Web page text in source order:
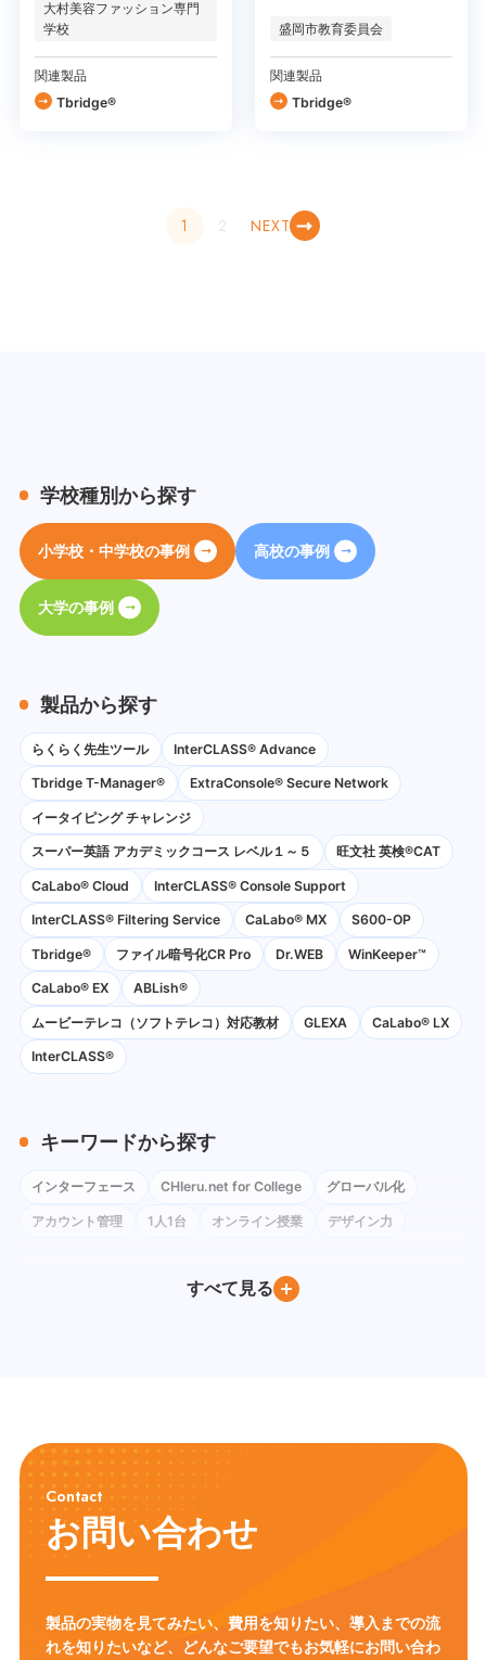
大村美容ファッション専門
学校
関連製品
Tbridge®
盛岡市教育委員会
関連製品
Tbridge®
1 2 NEXT
学校種別から探す
小学校・中学校の事例 高校の事例
大学の事例
製品から探す
らくらく先生ツール InterCLASS® Advance
Tbridge T-Manager® ExtraConsole® Secure Network
イータイピング チャレンジ
スーパー英語 アカデミックコース レベル１～５ 旺文社 英検®CAT
CaLabo®︎ Cloud InterCLASS®︎ Console Support
InterCLASS®︎ Filtering Service CaLabo® MX S600-OP
Tbridge® ファイル暗号化CR Pro Dr.WEB WinKeeper™
CaLabo® EX ABLish®
ムービーテレコ（ソフトテレコ）対応教材 GLEXA CaLabo® LX
InterCLASS®
キーワードから探す
インターフェース CHIeru.net for College グローバル化
アカウント管理 1人1台 オンライン授業 デザイン力
iPad Google Workspace for Education
英語教育 ICT環境 情報リテラシー
モジュール学習 タブレット
アクティブ・ラーニング ICT セキュリティ対策
すべて見る
Contact
お問い合わせ
製品の実物を見てみたい、費用を知りたい、導入までの流
れを知りたいなど、
どんなご要望でもお気軽にお問い合わ